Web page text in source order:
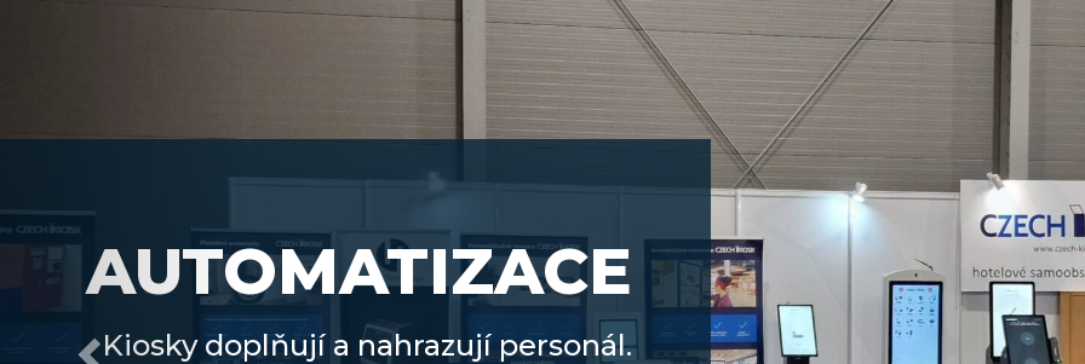
AUTOMATIZACE
Kiosky doplňují a nahrazují personál.